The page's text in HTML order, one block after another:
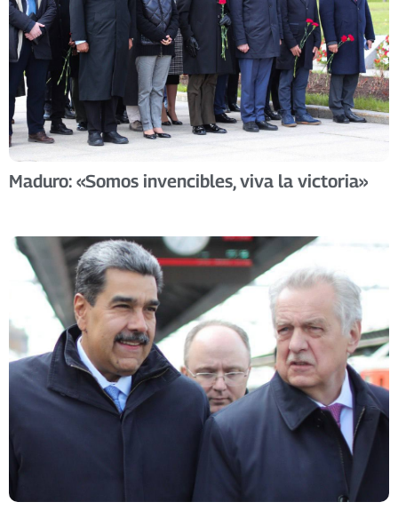
Maduro: «Somos invencibles, viva la victoria»